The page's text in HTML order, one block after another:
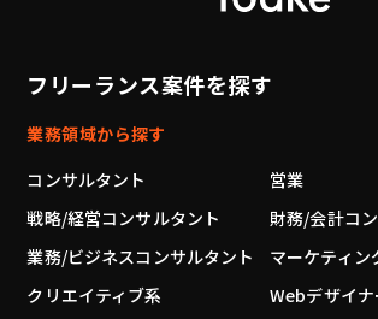
フリーランス案件を探す
業務領域から探す
コンサルタント
営業
戦略/経営コンサルタント
財務/会計コ
業務/ビジネスコンサルタント
マーケティン
クリエイティブ系
Webデザイナ